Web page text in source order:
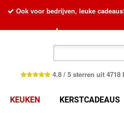
Ook voor bedrijven, leuke
4.8 / 5 sterren uit 4718
KEUKEN KERSTCADEAUS
•